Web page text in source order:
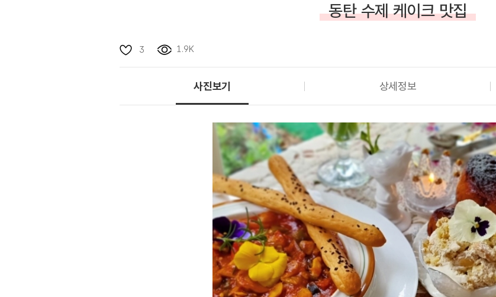
동탄 수제 케이크 맛집
3 1.9K
사진보기 상세정보